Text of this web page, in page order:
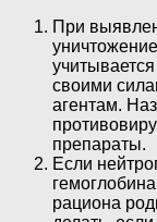
При
своими
агентам.
препараты.
Если
рациона